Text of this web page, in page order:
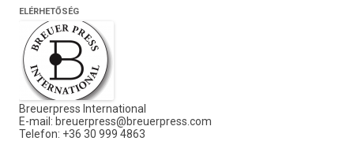
ELÉRHETŐSÉG
Breuerpress International
E-mail: breuerpress@breuerpress.com
Telefon: +36 30 999 4863